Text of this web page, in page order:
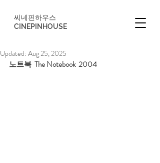
씨네핀하우스
CINEPINHOUSE
Updated: Aug 25, 2025
노트북  The Notebook  2004